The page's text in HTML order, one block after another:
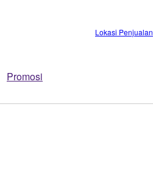
Promosi
Lokasi Penjualan